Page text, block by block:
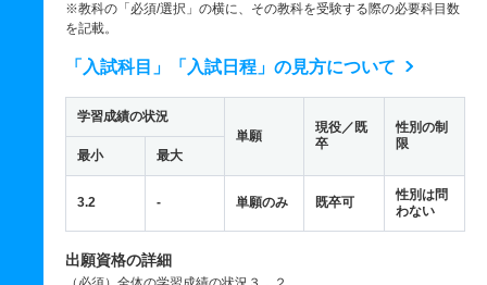
※教科の「必須/選択」の横に、その教科を受験する際の必要科目数
を記載。
「入試科目」「入試日程」の見方について
学習成績の状況
単願
現役／既
卒
性別の制
限
最小 最大
3.2 - 単願のみ 既卒可
性別は問
わない
出願資格の詳細